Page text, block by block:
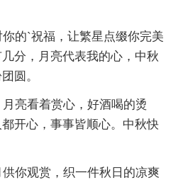
的`祝福，让繁星点缀你完美
分，月亮代表我的心，中秋
圆。
亮看着赏心，好酒喝的烫
开心，事事皆顺心。中秋快
你观赏，织一件秋日的凉爽